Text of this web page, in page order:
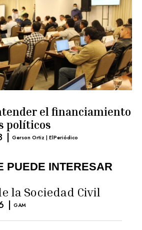
el financiamiento
políticos
| Gerson Ortiz | ElPeriódico
PUEDE INTERESAR
la Sociedad Civil
| GAM